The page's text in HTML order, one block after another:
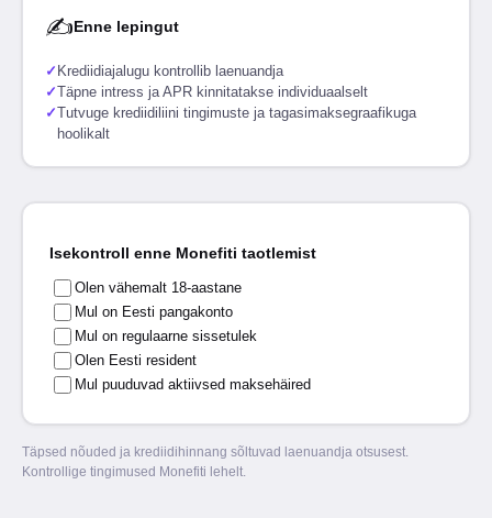
✍Enne lepingut
✓ Krediidiajalugu kontrollib laenuandja
✓Täpne intress ja APR kinnitatakse individuaalselt
✓Tutvuge krediidiliini tingimuste ja tagasimaksegraafikuga
hoolikalt
Isekontroll enne Monefiti taotlemist
Olen vähemalt 18-aastane
Mul on Eesti pangakonto
Mul on regulaarne sissetulek
Olen Eesti resident
Mul puuduvad aktiivsed maksehäired
Täpsed nõuded ja krediidihinnang sõltuvad laenuandja otsusest.
Kontrollige tingimused Monefiti lehelt.